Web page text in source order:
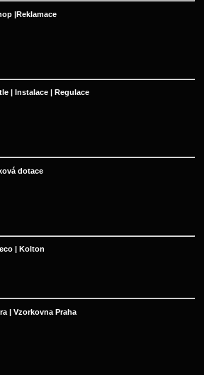
|Reklamace
| Instalace | Regulace
dotace
| Kolton
| Vzorkovna Praha